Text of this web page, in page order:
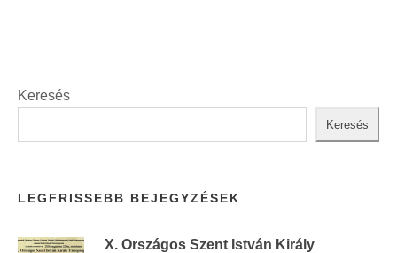
Keresés
Keresés
LEGFRISSEBB BEJEGYZÉSEK
X. Országos Szent István Király